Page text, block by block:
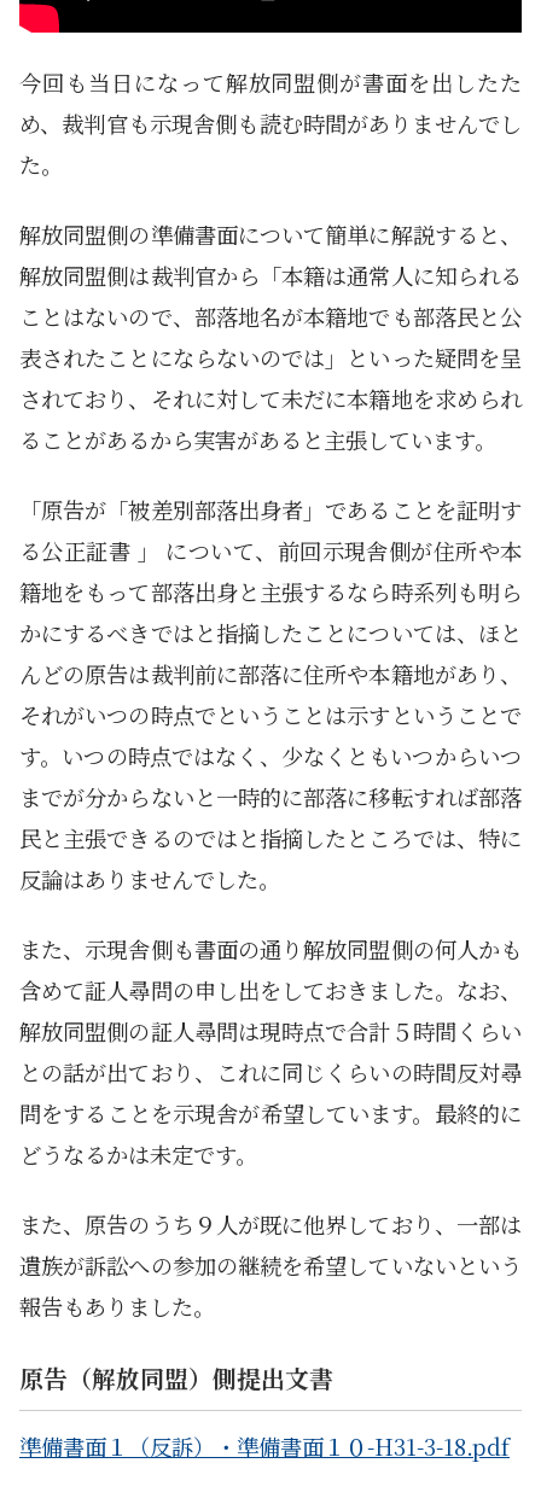
今回も当日になって解放同盟側が書面を出したた
め、裁判官も示現舎側も読む時間がありませんでし
た。
解放同盟側の準備書面について簡単に解説すると、
解放同盟側は裁判官から「本籍は通常人に知られる
ことはないので、部落地名が本籍地でも部落民と公
表されたことにならないのでは」といった疑問を呈
されており、それに対して未だに本籍地を求められ
ることがあるから実害があると主張しています。
「原告が「被差別部落出身者」であることを証明す
る公正証書 」 について、前回示現舎側が住所や本
籍地をもって部落出身と主張するなら時系列も明ら
かにするべきではと指摘したことについては、ほと
んどの原告は裁判前に部落に住所や本籍地があり、
それがいつの時点でということは示すということで
す。いつの時点ではなく、少なくともいつからいつ
までが分からないと一時的に部落に移転すれば部落
民と主張できるのではと指摘したところでは、特に
反論はありませんでした。
また、示現舎側も書面の通り解放同盟側の何人かも
含めて証人尋問の申し出をしておきました。なお、
解放同盟側の証人尋問は現時点で合計５時間くらい
との話が出ており、これに同じくらいの時間反対尋
問をすることを示現舎が希望しています。最終的に
どうなるかは未定です。
また、原告のうち９人が既に他界しており、一部は
遺族が訴訟への参加の継続を希望していないという
報告もありました。
原告（解放同盟）側提出文書
準備書面１（反訴）・準備書面１０-H31-3-18.pdf